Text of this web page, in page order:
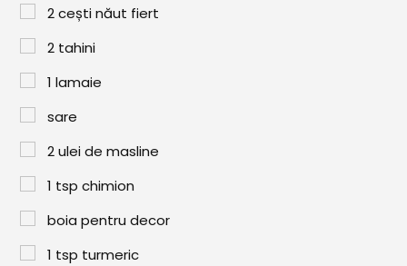
Aluaturi Dulci
Aluaturi Sărate
Pizza
Rețete cu Carne
2 cești năut fiert
2 tahini
1 lamaie
sare
2 ulei de masline
1 tsp chimion
boia pentru decor
1 tsp turmeric